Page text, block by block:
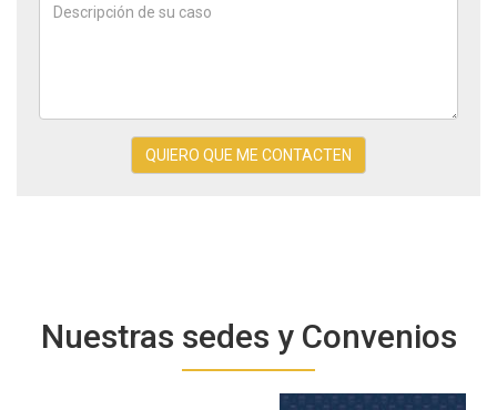
de
su
QUIERO QUE ME CONTACTEN
Nuestras sedes y Convenios